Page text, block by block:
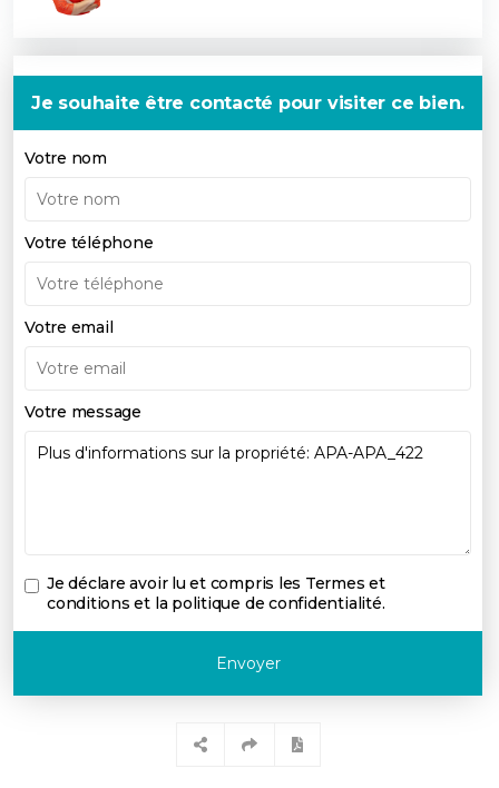
Je souhaite être contacté pour visiter ce bien.
Votre nom
Votre téléphone
Votre email
Votre message
Je déclare avoir lu et compris les Termes et
conditions et la politique de confidentialité.
Envoyer